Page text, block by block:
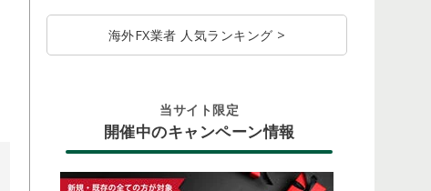
海外FX業者 人気ランキング >
当サイト限定
開催中のキャンペーン情報